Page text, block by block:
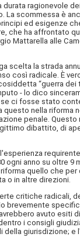
ragionevole
scommessa è
ed esigenze
ha affrontato
alle
scelta la strada
così radicale. È
“guerra
- lo dico
ci fosse stato
nella
penale.
dibattito, di
anno su oltre
quello che
o in altre direzioni.
critiche radicali,
avuto esiti
i consigli
giurisdizione;